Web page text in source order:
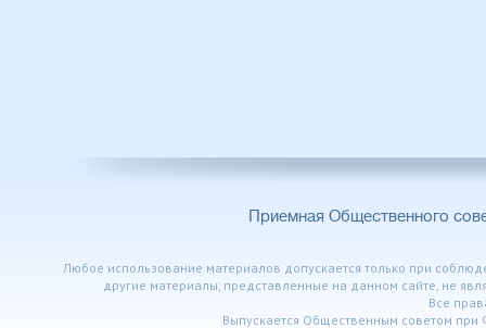
Приемная Общественного
Любое использование материалов допускается только при
другие материалы, представленные на данном сайте, не
Все
Выпускается Общественным советом